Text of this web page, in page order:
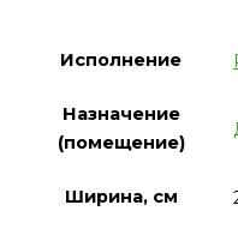
Исполнение
Назначение
(помещение)
Ширина, см